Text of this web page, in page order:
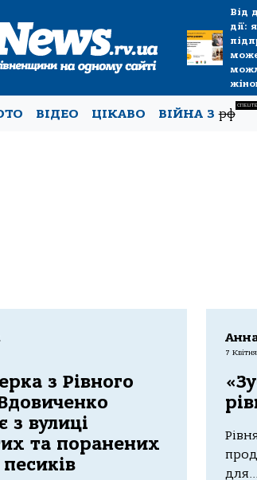
Від
дії:
ВІДЕО ЦІКАВО ВІЙНА Зрф
з Рівного
з вулиці
та поранених
7
для...